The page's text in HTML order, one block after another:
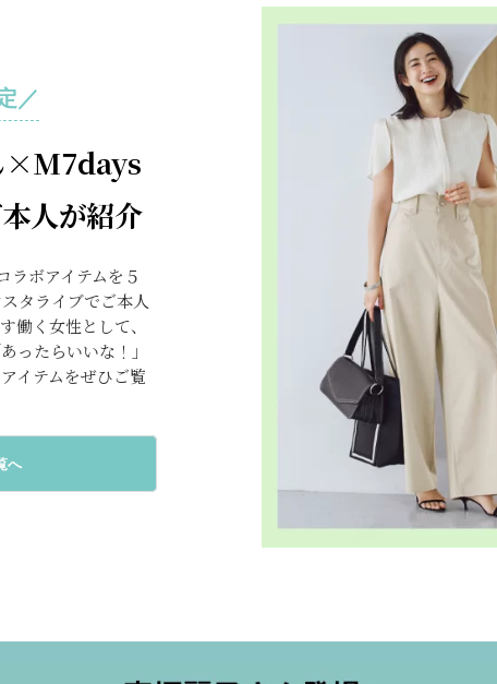
／
×M7days
人が紹介
ボアイテムを５
タライブでご本人
働く女性として、
ったらいいな！」
イテムをぜひご覧
へ